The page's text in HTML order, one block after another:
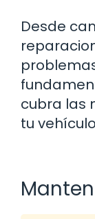
Desde
cubra las
tu